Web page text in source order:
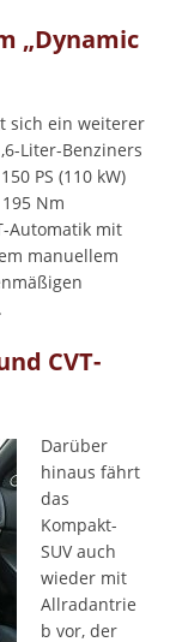
„Dynamic
sich ein weiterer
Liter-Benziners
PS (110 kW)
Nm
Automatik mit
manuellem
CVT-
Darüber
hinaus fährt
das
Kompakt-
SUV auch
wieder mit
Allradantrie
b vor, der